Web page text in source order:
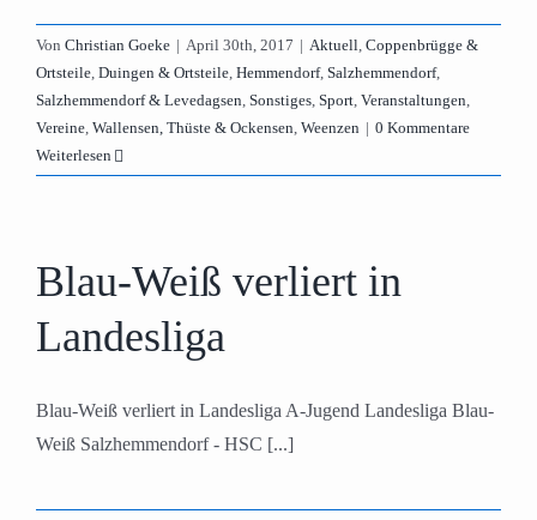
Von Christian Goeke | April 30th, 2017 | Aktuell, Coppenbrügge &
Ortsteile, Duingen & Ortsteile, Hemmendorf, Salzhemmendorf,
Salzhemmendorf & Levedagsen, Sonstiges, Sport, Veranstaltungen,
Vereine, Wallensen, Thüste & Ockensen, Weenzen | 0 Kommentare
Weiterlesen
Blau-Weiß verliert in
Landesliga
Blau-Weiß verliert in Landesliga A-Jugend Landesliga Blau-
Weiß Salzhemmendorf - HSC [...]